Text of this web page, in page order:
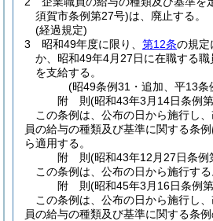
須賀市条例第27号)は、廃止する。
(経過規定)
3
昭和49年度に限り、 第12条の規定
か、昭和49年4月27日に在職する
を支給する。
(昭49条例31・追加、平13条
附 則(昭和43年3月14日条例
この条例は、公布の日から施行し
員の給与の種類及び基準に関する条
ら適用する。
附 則(昭和43年12月27日条例
この条例は、公布の日から施行する
附 則(昭和45年3月16日条例
この条例は、公布の日から施行し
員の給与の種類及び基準に関する条